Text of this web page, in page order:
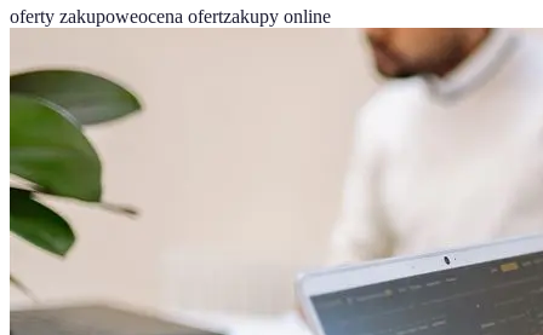
oferty zakupoweocena ofertzakupy online